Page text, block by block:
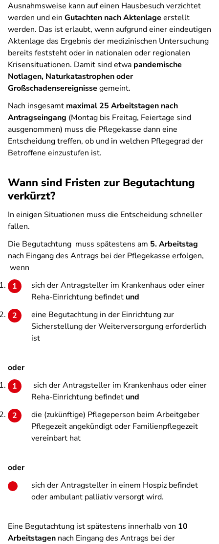
Ausnahmsweise kann auf einen Hausbesuch verzichtet
werden und ein Gutachten nach Aktenlage erstellt
werden. Das ist erlaubt, wenn aufgrund einer eindeutigen
Aktenlage das Ergebnis der medizinischen Untersuchung
bereits feststeht oder in nationalen oder regionalen
Krisensituationen. Damit sind etwa pandemische
Notlagen, Naturkatastrophen oder
Großschadensereignisse gemeint.
Nach insgesamt maximal 25 Arbeitstagen nach
Antragseingang (Montag bis Freitag, Feiertage sind
ausgenommen) muss die Pflegekasse dann eine
Entscheidung treffen, ob und in welchen Pflegegrad der
Betroffene einzustufen ist.
Wann sind Fristen zur Begutachtung
verkürzt?
In einigen Situationen muss die Entscheidung schneller
fallen.
Die Begutachtung muss spätestens am 5. Arbeitstag
nach Eingang des Antrags bei der Pflegekasse erfolgen,
wenn
sich der Antragsteller im Krankenhaus oder einer
Reha-Einrichtung befindet und
eine Begutachtung in der Einrichtung zur
Sicherstellung der Weiterversorgung erforderlich
ist
oder
sich der Antragsteller im Krankenhaus oder einer
Reha-Einrichtung befindet und
die (zukünftige) Pflegeperson beim Arbeitgeber
Pflegezeit angekündigt oder Familienpflegezeit
vereinbart hat
oder
sich der Antragsteller in einem Hospiz befindet
oder ambulant palliativ versorgt wird.
Eine Begutachtung ist spätestens innerhalb von 10
Arbeitstagen nach Eingang des Antrags bei der